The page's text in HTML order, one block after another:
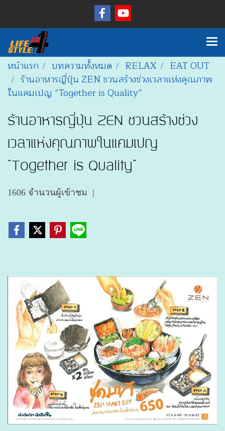
หน้าแรก บทความทั้งหมด RELAX
EAT OUT
ร้านอาหารญี่ปุ่น ZEN ชวนสร้างช่วงเวลาแห่งคุณภาพ
ในแคมเปญ “Together is Quality”
ร้านอาหารญี่ปุ่น ZEN ชวนสร้างช่วง
เวลาแห่งคุณภาพในแคมเปญ
“Together is Quality”
1606 จำนวนผู้เข้าชม |